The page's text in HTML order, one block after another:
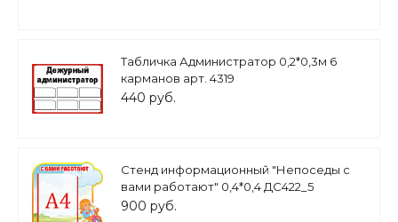
Табличка Администратор 0,2*0,3м 6
карманов арт. 4319
440 руб.
Стенд информационный "Непоседы с
вами работают" 0,4*0,4 ДС422_5
900 руб.